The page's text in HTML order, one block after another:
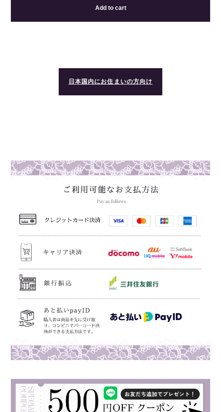
Add to cart
日本国内にお住まいの方向け